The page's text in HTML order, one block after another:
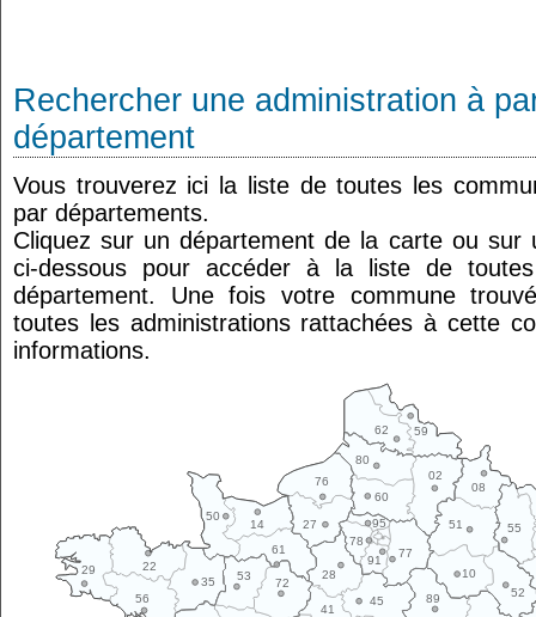
Rechercher une administration à
département
Vous trouverez ici la liste de toutes les
par départements.
Cliquez sur un département de la carte ou sur
ci-dessous pour accéder à la liste de
département. Une fois votre commune
toutes les administrations rattachées à cette
informations.
10
14
22
27
28
29
35
41
45
50
51
52
53
55
56
59
60
61
62
02
08
72
76
77
78
80
89
91
95